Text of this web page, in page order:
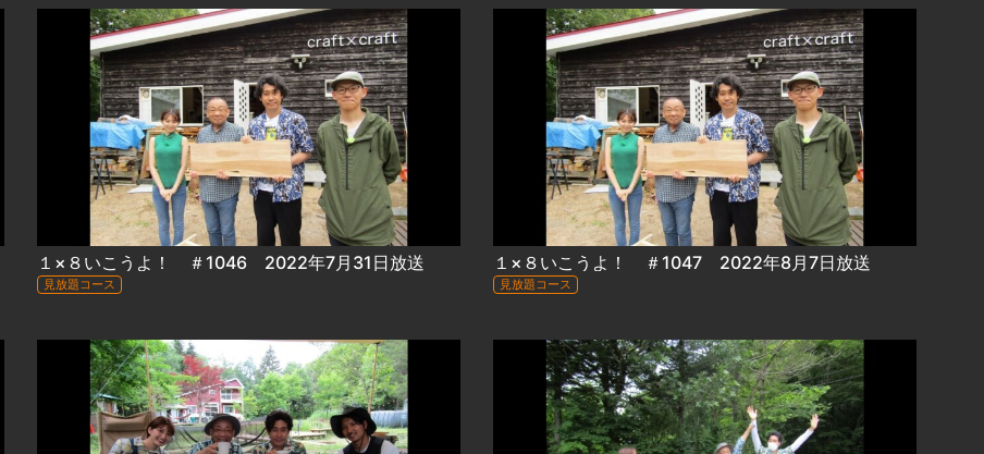
１×８いこうよ！ ＃1046 2022年7月31日放送
見放題コース
１×８いこうよ！ ＃1047 2022年8月7日放送
見放題コース